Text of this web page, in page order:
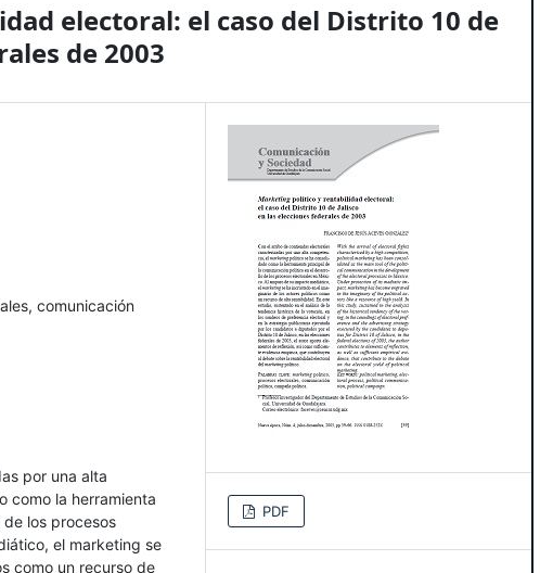
electoral: el caso del Distrito 10 de
de 2003
comunicación
por una alta
como la herramienta
los procesos
el marketing se
como un recurso de
PDF